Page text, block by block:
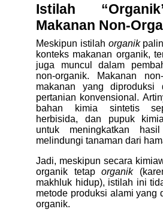
Istilah
Makanan Non-
Meskipun istilah organik
konteks makanan organik,
juga muncul dalam
non-organik. Makanan
makanan yang diproduksi
pertanian konvensional.
bahan kimia sintetis
herbisida, dan pupuk
untuk meningkatkan
melindungi tanaman dari
Jadi, meskipun secara
organik tetaporganik
makhluk hidup), istilah ini
metode produksi alami yang
organik.